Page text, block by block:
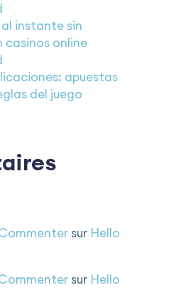
instante sin
casinos online
apuestas
del juego
sur Hello
sur Hello